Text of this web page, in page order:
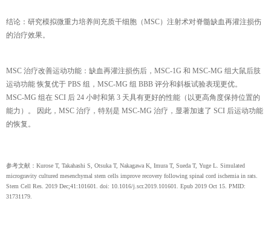
结论：研究模拟微重力培养间充质干细胞（MSC）注射术对脊髓缺血再灌注损伤
的治疗效果。
MSC 治疗改善运动功能：缺血再灌注损伤后，MSC-1G 和 MSC-MG 组大鼠后肢
运动功能 恢复优于 PBS 组，MSC-MG 组 BBB 评分和斜板试验表现更优。
MSC-MG 组在 SCI 后 24 小时和第 3 天具有更好的性能（以更高角度保持位置的
能力）。 因此，MSC 治疗，特别是 MSC-MG 治疗，显著加速了 SCI 后运动功能
的恢复。
参考文献：Kurose T, Takahashi S, Otsuka T, Nakagawa K, Imura T, Sueda T, Yuge L. Simulated
microgravity cultured mesenchymal stem cells improve recovery following spinal cord ischemia in rats.
Stem Cell Res. 2019 Dec;41:101601. doi: 10.1016/j.scr.2019.101601. Epub 2019 Oct 15. PMID:
31731179.